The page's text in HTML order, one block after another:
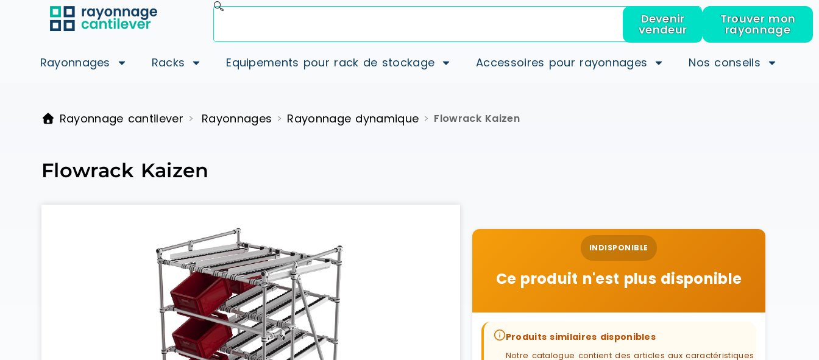
Devenir
vendeur
Trouver mon
rayonnage
Rayonnages Racks Equipements pour rack de stockage Accessoires pour rayonnages Nos conseils
Rayonnage cantilever > Rayonnages > Rayonnage dynamique > Flowrack Kaizen
Flowrack Kaizen
INDISPONIBLE
Ce produit n'est plus disponible
Produits similaires disponibles
Notre catalogue contient des articles aux caractéristiques